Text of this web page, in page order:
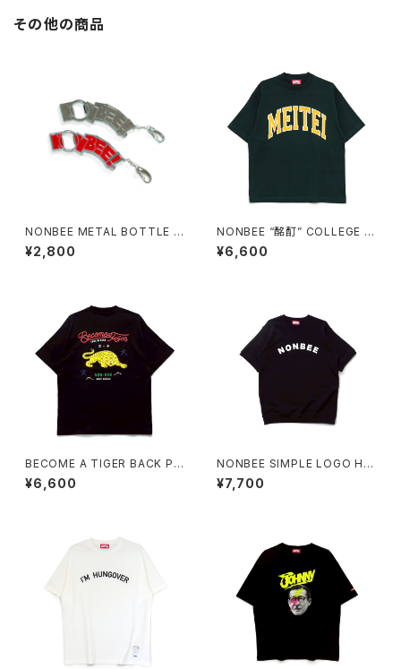
その他の商品
NONBEE METAL BOTTLE O
PENER
¥2,800
NONBEE “酩酊” COLLEGE T
EE2 green
¥6,600
BECOME A TIGER BACK PR
INT TEE black
¥6,600
NONBEE SIMPLE LOGO HA
¥7,700